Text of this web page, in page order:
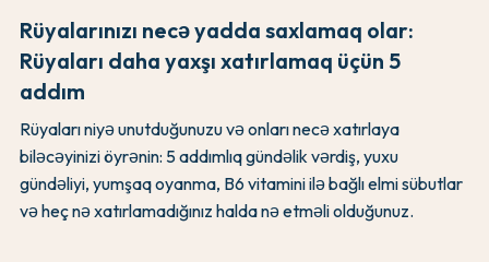
Rüyalarınızı necə yadda saxlamaq olar:
Rüyaları daha yaxşı xatırlamaq üçün 5
addım
Rüyaları niyə unutduğunuzu və onları necə xatırlaya
biləcəyinizi öyrənin: 5 addımlıq gündəlik vərdiş, yuxu
gündəliyi, yumşaq oyanma, B6 vitamini ilə bağlı elmi sübutlar
və heç nə xatırlamadığınız halda nə etməli olduğunuz.